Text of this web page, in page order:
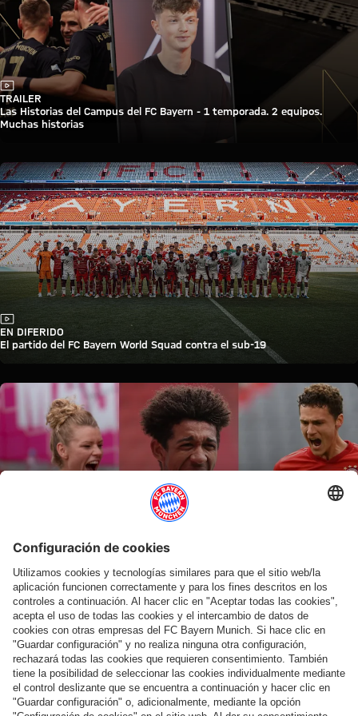
Vídeo
TRAILER
Las Historias del Campus del FC Bayern - 1 temporada. 2 equipos.
Muchas historias
Vídeo
EN DIFERIDO
El partido del FC Bayern World Squad contra el sub-19
TODOS LOS GOLES, EN VÍDEO